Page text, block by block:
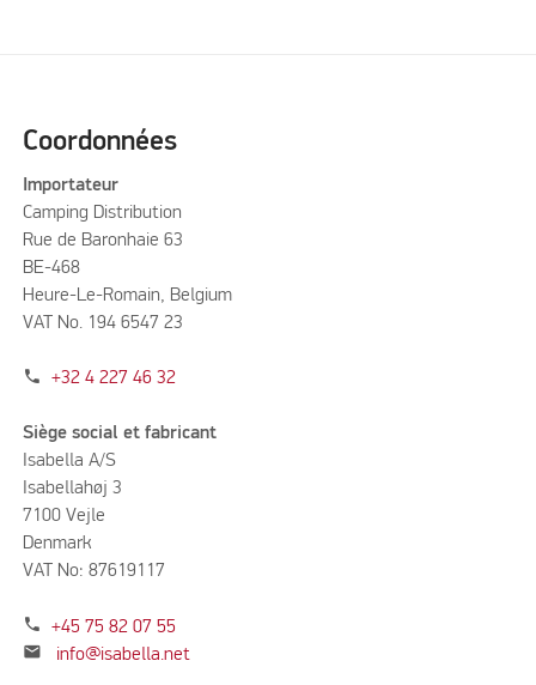
Coordonnées
Importateur
Camping Distribution
Rue de Baronhaie 63
BE-468
Heure-Le-Romain, Belgium
VAT No. 194 6547 23
phone +32 4 227 46 32
Siège social et fabricant
Isabella A/S
Isabellahøj 3
7100 Vejle
Denmark
VAT No: 87619117
phone +45 75 82 07 55
mail info@isabella.net